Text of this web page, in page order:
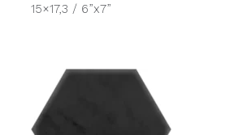
15×17,3 / 6”x7”